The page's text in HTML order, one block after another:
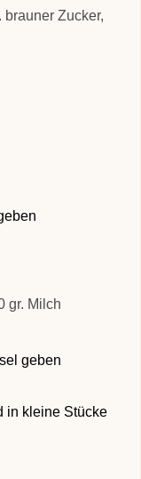
brauner Zucker,
gr. Milch
geben
in kleine Stücke